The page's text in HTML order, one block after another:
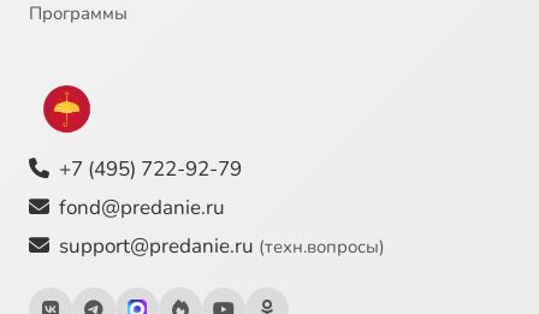
Программы
+7 (495) 722-92-79
fond@predanie.ru
support@predanie.ru (техн.вопросы)